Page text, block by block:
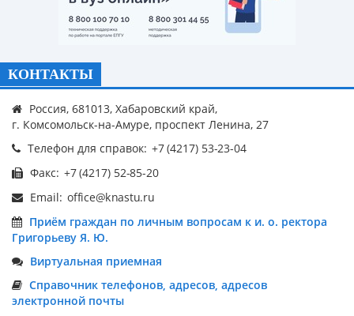
КОНТАКТЫ
Россия, 681013, Хабаровский край,
г. Комсомольск-на-Амуре, проспект Ленина, 27
Телефон для справок:
Факс:
Email:
Приём граждан по личным вопросам к и. о. ректора
Григорьеву Я. Ю.
Виртуальная приемная
Справочник телефонов, адресов, адресов
электронной почты